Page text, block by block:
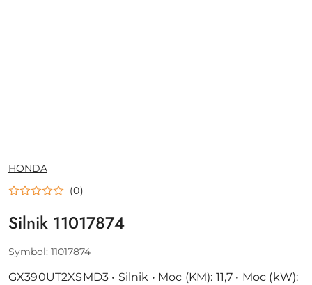
NAZWA
PRODUCENTA:
HONDA
(0)
Silnik 11017874
Symbol: 11017874
GX390UT2XSMD3 • Silnik • Moc (KM): 11,7 • Moc (kW):